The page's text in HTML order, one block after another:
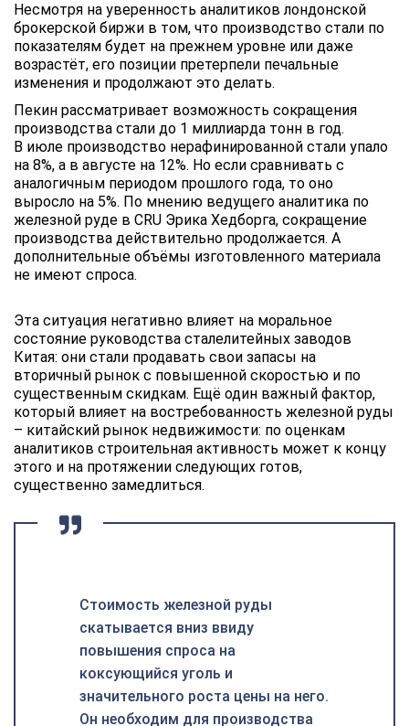
Несмотря на уверенность аналитиков лондонской
брокерской биржи в том, что производство стали по
показателям будет на прежнем уровне или даже
возрастёт, его позиции претерпели печальные
изменения и продолжают это делать.
Пекин рассматривает возможность сокращения
производства стали до 1 миллиарда тонн в год.
В июле производство нерафинированной стали упало
на 8%, а в августе на 12%. Но если сравнивать с
аналогичным периодом прошлого года, то оно
выросло на 5%. По мнению ведущего аналитика по
железной руде в CRU Эрика Хедборга, сокращение
производства действительно продолжается. А
дополнительные объёмы изготовленного материала
не имеют спроса.
Эта ситуация негативно влияет на моральное
состояние руководства сталелитейных заводов
Китая: они стали продавать свои запасы на
вторичный рынок с повышенной скоростью и по
существенным скидкам. Ещё один важный фактор,
который влияет на востребованность железной руды
– китайский рынок недвижимости: по оценкам
аналитиков строительная активность может к концу
этого и на протяжении следующих готов,
существенно замедлиться.
Стоимость железной руды
скатывается вниз ввиду
повышения спроса на
коксующийся уголь и
значительного роста цены на него.
Он необходим для производства